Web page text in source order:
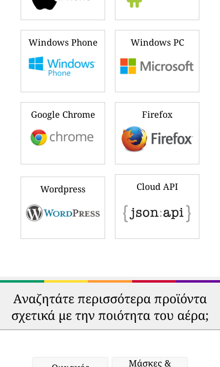
Windows Phone Windows PC
Google Chrome Firefox
Wordpress Cloud API
Αναζητάτε περισσότερα προϊόντα
σχετικά με την ποιότητα του αέρα;
Μάσκες &